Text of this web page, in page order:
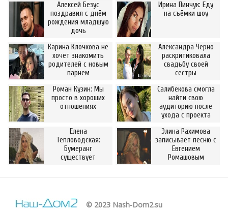
Алексей Безус
поздравил с днём
рождения младшую
дочь
Ирина Пинчук: Еду
на съёмки шоу
Карина Клочкова не
хочет знакомить
родителей с новым
парнем
Александра Черно
раскритиковала
свадьбу своей
сестры
Роман Кузин: Мы
просто в хороших
отношениях
Салибекова смогла
найти свою
аудиторию после
ухода с проекта
Елена
Тепловодская:
Бумеранг
существует
Элина Рахимова
записывает песню с
Евгением
Ромашовым
© 2023 Nash-Dom2.su